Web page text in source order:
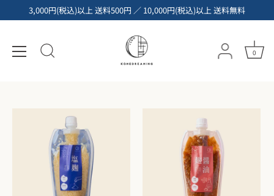
ン
3,000円(税込)以上 送料500円 ／ 10,000円(税込)以上 送料無料
0
発酵調味料・麹